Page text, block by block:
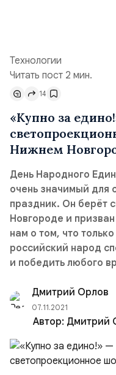
Технологии
Читать пост 2 мин.
14
«Купно за
Нижнем
День Народного
очень значимый для
праздник. Он берёт
Новгороде и
нам о том, что
российский народ
и победить любого
Дмитрий Орлов
07.11.2021
Автор: Дмитрий